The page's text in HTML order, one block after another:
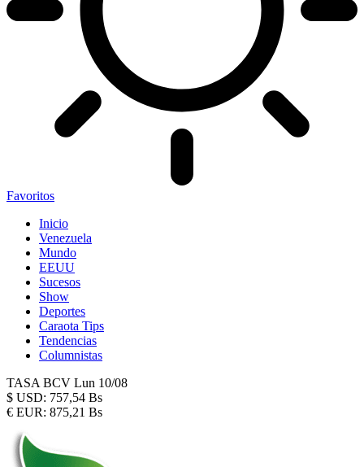
Favoritos
Inicio
Venezuela
Mundo
EEUU
Sucesos
Show
Deportes
Caraota Tips
Tendencias
Columnistas
TASA BCV Lun 10/08
$ USD: 757,54 Bs
€ EUR: 875,21 Bs